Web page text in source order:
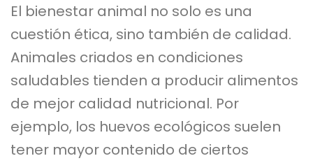
El bienestar animal no solo es una
cuestión ética, sino también de calidad.
Animales criados en condiciones
saludables tienden a producir alimentos
de mejor calidad nutricional. Por
ejemplo, los huevos ecológicos suelen
tener mayor contenido de ciertos